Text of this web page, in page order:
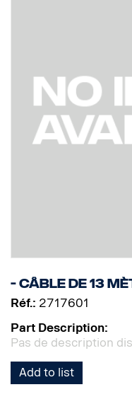
- Câble de 13
Réf.: 2717601
Part Description:
Pas de description
Add to list